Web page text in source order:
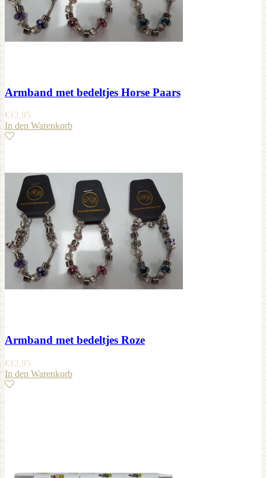
Armband met bedeltjes Horse Paars
€12,95
In den Warenkorb
Armband met bedeltjes Roze
€12,95
In den Warenkorb